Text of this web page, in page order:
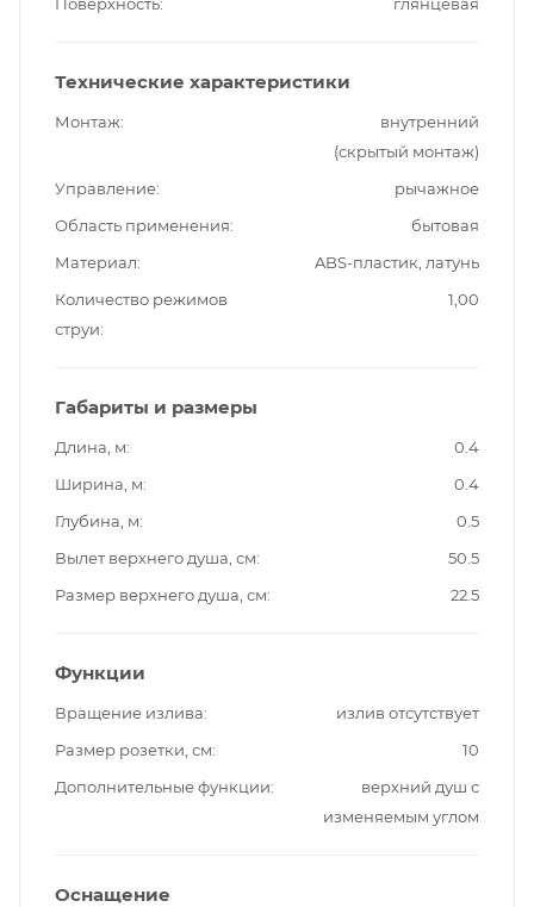
Технические характеристики
Монтаж
внутренний
(скрытый монтаж)
Управление
рычажное
Область применения
бытовая
Материал
ABS-пластик, латунь
Количество режимов
струи
1,00
Габариты и размеры
Длина, м
0.4
Ширина, м
0.4
Глубина, м
0.5
Вылет верхнего душа, см
50.5
Размер верхнего душа, см
22.5
Функции
Вращение излива
излив отсутствует
Размер розетки, см
10
Дополнительные функции
верхний душ с
изменяемым углом
Оснащение